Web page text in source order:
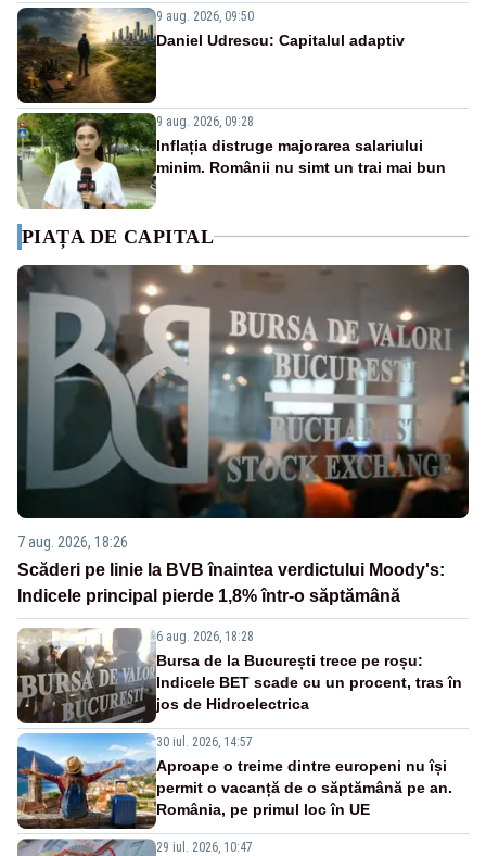
9 aug. 2026, 09:50
Daniel Udrescu: Capitalul adaptiv
9 aug. 2026, 09:28
Inflația distruge majorarea salariului
minim. Românii nu simt un trai mai bun
PIAȚA DE CAPITAL
7 aug. 2026, 18:26
Scăderi pe linie la BVB înaintea verdictului Moody's:
Indicele principal pierde 1,8% într-o săptămână
6 aug. 2026, 18:28
Bursa de la București trece pe roșu:
Indicele BET scade cu un procent, tras în
jos de Hidroelectrica
30 iul. 2026, 14:57
Aproape o treime dintre europeni nu își
permit o vacanță de o săptămână pe an.
România, pe primul loc în UE
29 iul. 2026, 10:47